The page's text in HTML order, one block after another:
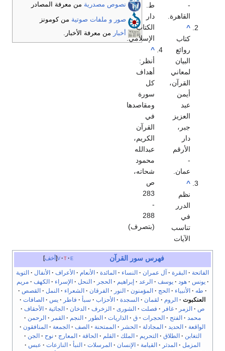
نصوص مصدرية من معرفة المصادر
صور و ملفات صوتية من كومونز
أخبار
من معرفة الأخبار.
-
القاهرة.
^
كتاب
روائع
البيان
لمعاني
القرآن،
أيمن
عبد
العزيز
جبر،
دار
الأرقم
-
عمان.
^
نظم
الدرر
في
تناسب
الآيات
ط.
دار
الكتاب
الإسلامي.
^
أنظر:
أهداف
كل
سورة
ومقاصدها
في
القرآن
الكريم،
عبدالله
محمود
شحاته،
ص
283
-
288
(بتصرف)
أخف v t e فهرس سور القرآن
الفاتحة البقرة آل عمران النساء المائدة الأنعام الأعراف الأنفال
التوبة
يونس
هود يوسف الرعد إبراهيم الحجر النحل الإسراء الكهف
مريم
طه
الأنبياء الحج المؤمنون النور الفرقان الشعراء النمل
القصص
العنكبوت
الروم لقمان السجدة الأحزاب سبأ فاطر يس
الصافات
ص
الزمر غافر فصلت الشورى الزخرف الدخان الجاثية
الأحقاف
محمد
الفتح الحجرات ق الذاريات الطور النجم القمر
الرحمن
الواقعة
الحديد المجادلة الحشر الممتحنة الصف الجمعة
المنافقون
التغابن
الطلاق التحريم الملك القلم الحاقة المعارج نوح
الجن
المزمل
المدثر القيامة الإنسان المرسلات النبأ النازعات
عبس